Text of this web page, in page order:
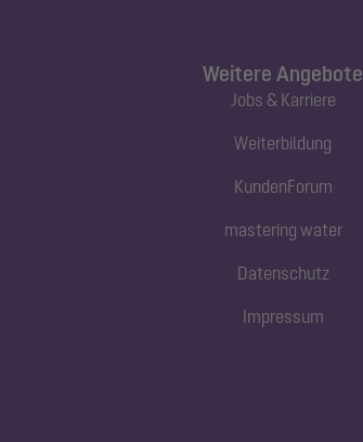
Weitere Angebote
Jobs & Karriere
Weiterbildung
KundenForum
mastering water
Datenschutz
Impressum